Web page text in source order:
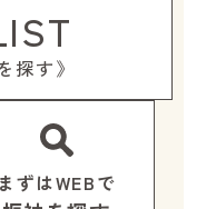
探す
まずはWEBで